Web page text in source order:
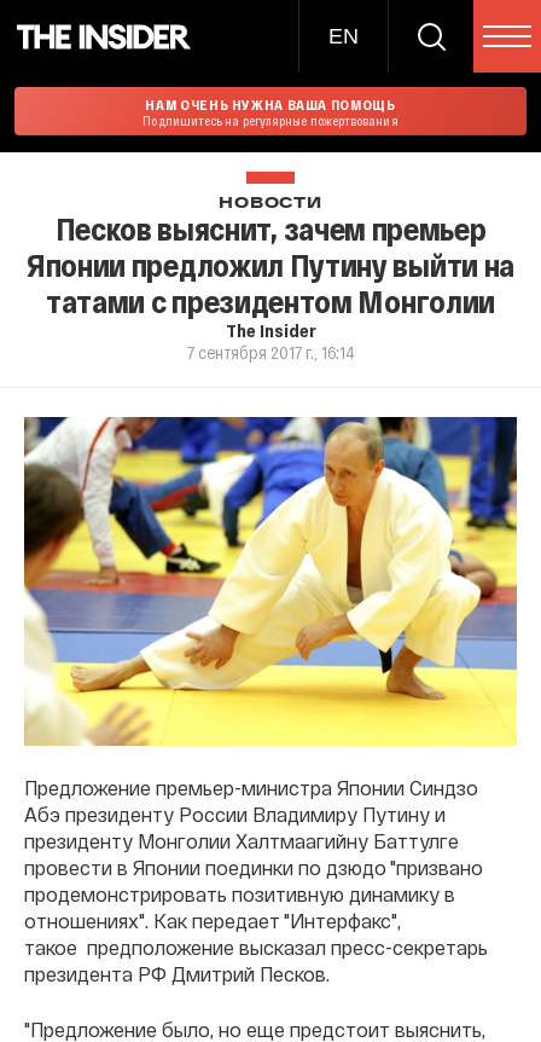
EN
НАМ ОЧЕНЬ НУЖНА ВАША ПОМОЩЬ
Подпишитесь на регулярные пожертвования
НОВОСТИ
Песков выяснит, зачем премьер
Японии предложил Путину выйти на
татами с президентом Монголии
The Insider
7 сентября 2017 г., 16:14
Предложение премьер-министра Японии Синдзо
Абэ президенту России Владимиру Путину и
президенту Монголии Халтмаагийну Баттулге
провести в Японии поединки по дзюдо "призвано
продемонстрировать позитивную динамику в
отношениях". Как передает "Интерфакс",
такое предположение высказал пресс-секретарь
президента РФ Дмитрий Песков.
"Предложение было, но еще предстоит выяснить,